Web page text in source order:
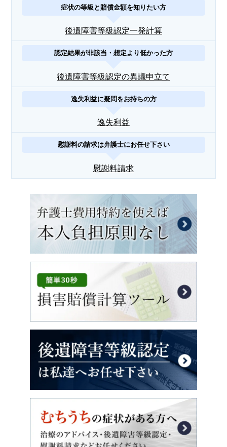
症状の等級と賠償金額を知りたい方
後遺障害等級認定一発計算
認定結果が非該当・想定より低かった方
後遺障害等級認定の異議申立て
逸失利益に疑問をお持ちの方
逸失利益
慰謝料の請求は弁護士にお任せ下さい
慰謝料請求